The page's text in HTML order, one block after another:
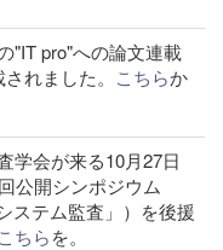
"IT pro"への論文連載
れました。 こちらか
学会が来る10月27日
公開シンポジウム
ステム監査」）を後援
こちらを。